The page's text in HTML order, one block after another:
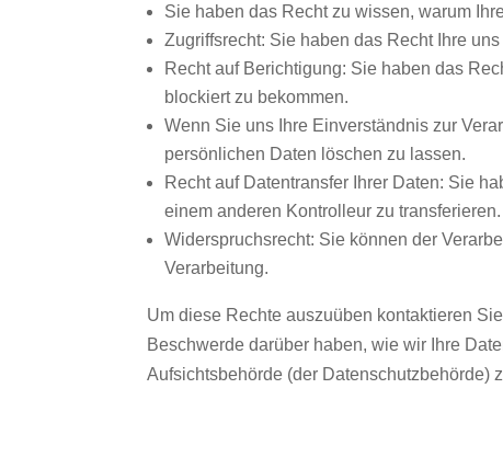
Sie haben das Recht zu wissen, warum
Zugriffsrecht: Sie haben das Recht Ihre
Recht auf Berichtigung: Sie haben das
blockiert zu bekommen.
Wenn Sie uns Ihre Einverständnis zur
persönlichen Daten löschen zu lassen.
Recht auf Datentransfer Ihrer Daten: Sie
einem anderen Kontrolleur zu transferieren.
Widerspruchsrecht: Sie können der
Verarbeitung.
Um diese Rechte auszuüben kontaktieren
Beschwerde darüber haben, wie wir Ihre
Aufsichtsbehörde (der Datenschutzbehörde)